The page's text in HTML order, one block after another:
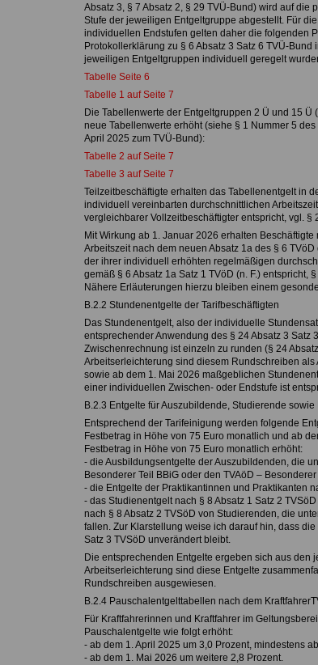
Absatz 3, § 7 Absatz 2, § 29 TVÜ-Bund) wird auf die
Stufe der jeweiligen Entgeltgruppe abgestellt. Für
individuellen Endstufen gelten daher die folgenden
Protokollerklärung zu § 6 Absatz 3 Satz 6 TVÜ-
jeweiligen Entgeltgruppen individuell geregelt
Tabelle Seite 6
Tabelle 1 auf Seite 7
Die Tabellenwerte der Entgeltgruppen 2 Ü und 15
neue Tabellenwerte erhöht (siehe § 1 Nummer 5
April 2025 zum TVÜ-Bund):
Tabelle 2 auf Seite 7
Tabelle 3 auf Seite 7
Teilzeitbeschäftigte erhalten das Tabellenentgelt in
individuell vereinbarten durchschnittlichen
vergleichbarer Vollzeitbeschäftigter entspricht, vgl. §
Mit Wirkung ab 1. Januar 2026 erhalten
Arbeitszeit nach dem neuen Absatz 1a des § 6
der ihrer individuell erhöhten regelmäßigen
gemäß § 6 Absatz 1a Satz 1 TVöD (n. F.) entspricht,
Nähere Erläuterungen hierzu bleiben einem
B.2.2 Stundenentgelte der Tarifbeschäftigten
Das Stundenentgelt, also der individuelle
entsprechender Anwendung des § 24 Absatz 3 Satz
Zwischenrechnung ist einzeln zu runden (§ 24
Arbeitserleichterung sind diesem Rundschreiben als
sowie ab dem 1. Mai 2026 maßgeblichen
einer individuellen Zwischen- oder Endstufe ist
B.2.3 Entgelte für Auszubildende, Studierende
Entsprechend der Tarifeinigung werden folgende
Festbetrag in Höhe von 75 Euro monatlich und ab
Festbetrag in Höhe von 75 Euro monatlich erhöht:
- die Ausbildungsentgelte der Auszubildenden, die
Besonderer Teil BBiG oder den TVAöD –
- die Entgelte der Praktikantinnen und Praktikanten
- das Studienentgelt nach § 8 Absatz 1 Satz 2
nach § 8 Absatz 2 TVSöD von Studierenden, die
fallen. Zur Klarstellung weise ich darauf hin, dass
Satz 3 TVSöD unverändert bleibt.
Die entsprechenden Entgelte ergeben sich aus den
Arbeitserleichterung sind diese Entgelte
Rundschreiben ausgewiesen.
B.2.4 Pauschalentgelttabellen nach dem
Für Kraftfahrerinnen und Kraftfahrer im
Pauschalentgelte wie folgt erhöht:
- ab dem 1. April 2025 um 3,0 Prozent, mindestens
- ab dem 1. Mai 2026 um weitere 2,8 Prozent.